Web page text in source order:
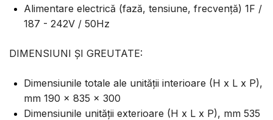
Alimentare electrică (fază, tensiune, frecvență) 1F /
187 - 242V / 50Hz
DIMENSIUNI ȘI GREUTATE:
Dimensiunile totale ale unității interioare (H x L x P),
mm 190 x 835 x 300
Dimensiunile unității exterioare (H x L x P), mm 535